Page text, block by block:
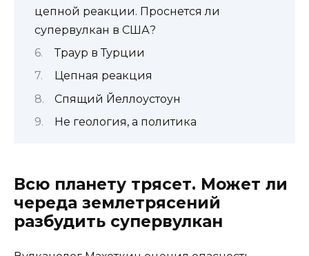
цепной реакции. Проснется ли
супервулкан в США?
Траур в Турции
Цепная реакция
Спящий Йеллоустоун
Не геология, а политика
Всю планету трясет. Может ли
череда землетрясений
разбудить супервулкан